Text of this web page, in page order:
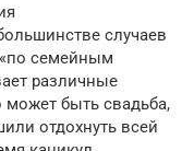
случаев
семейным
различные
может быть свадьба,
отдохнуть всей